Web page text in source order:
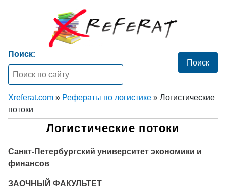
Поиск:
Xreferat.com » Рефераты по логистике » Логистические
потоки
Логистические потоки
Санкт-Петербургский университет экономики и
финансов
ЗАОЧНЫЙ ФАКУЛЬТЕТ